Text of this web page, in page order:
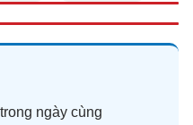
ngày cùng